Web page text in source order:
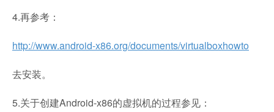
4.再参考：
http://www.android-x86.org/documents/virtualboxhowto
去安装。
5.关于创建Android-x86的虚拟机的过程参见：